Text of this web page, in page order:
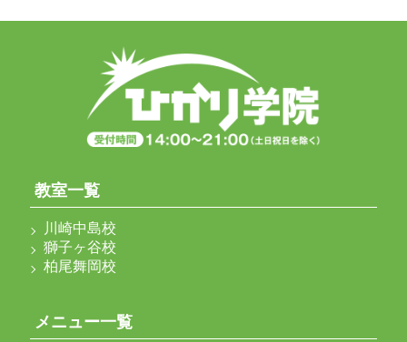
教室一覧
川崎中島校
獅子ヶ谷校
柏尾舞岡校
メニュー一覧